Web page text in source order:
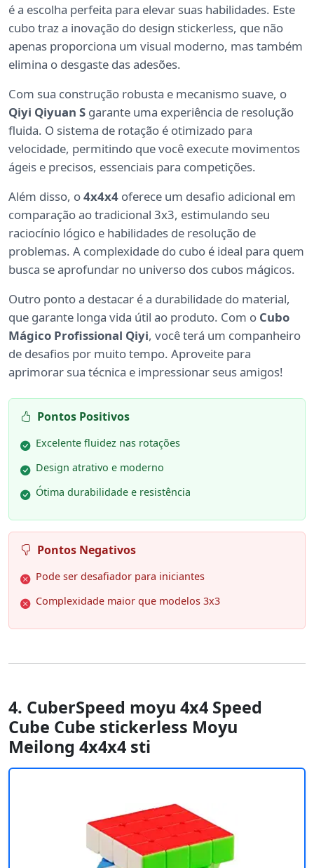
é a escolha perfeita para elevar suas habilidades. Este
cubo traz a inovação do design stickerless, que não
apenas proporciona um visual moderno, mas também
elimina o desgaste das adesões.
Com sua construção robusta e mecanismo suave, o
Qiyi Qiyuan S garante uma experiência de resolução
fluida. O sistema de rotação é otimizado para
velocidade, permitindo que você execute movimentos
ágeis e precisos, essenciais para competições.
Além disso, o4x4x4 oferece um desafio adicional em
comparação ao tradicional 3x3, estimulando seu
raciocínio lógico e habilidades de resolução de
problemas. A complexidade do cubo é ideal para quem
busca se aprofundar no universo dos cubos mágicos.
Outro ponto a destacar é a durabilidade do material,
que garante longa vida útil ao produto. Com o Cubo
Mágico Profissional Qiyi, você terá um companheiro
de desafios por muito tempo. Aproveite para
aprimorar sua técnica e impressionar seus amigos!
Pontos Positivos
Excelente fluidez nas rotações
Design atrativo e moderno
Ótima durabilidade e resistência
Pontos Negativos
Pode ser desafiador para iniciantes
Complexidade maior que modelos 3x3
4. CuberSpeed moyu 4x4 Speed
Cube Cube stickerless Moyu
Meilong 4x4x4 sti